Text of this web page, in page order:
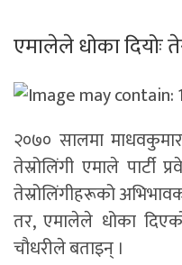
एमालेले धोका दियोः
२०७० सालमा
तेस्रोलिंगी एमाले
तेस्रोलिंगीहरूको
तर, एमालेले धोका
चौधरीले बताइन् ।